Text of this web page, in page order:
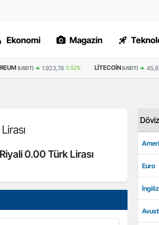
Ekonomi Magazin
(USDT) 1.923,78 0.52% LITECOIN(USDT) 45,8
0.00 Türk Lirası
Döviz
Euro